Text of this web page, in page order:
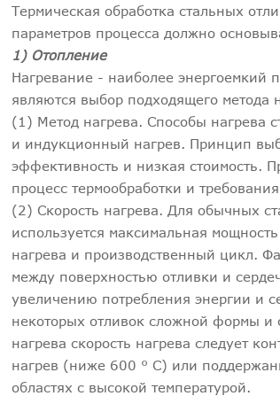
Термическая обработка стальных
параметров процесса должно
1) Отопление
Нагревание - наиболее энергоемкий
являются выбор подходящего метода
(1) Метод нагрева. Способы нагрева
и индукционный нагрев. Принцип
эффективность и низкая стоимость.
процесс термообработки и
(2) Скорость нагрева. Для обычных
используется максимальная
нагрева и производственный цикл.
между поверхностью отливки и
увеличению потребления энергии и
некоторых отливок сложной формы и
нагрева скорость нагрева следует
нагрев (ниже 600 ° C) или
областях с высокой температурой.